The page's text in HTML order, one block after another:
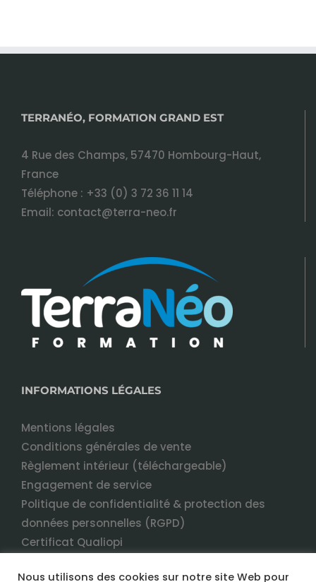
TERRANÉO, FORMATION GRAND EST
4 Rue des Champs, 57470 Hombourg-Haut,
France
Téléphone : +33 (0) 3 72 36 11 14
Email: contact@terra-neo.fr
INFORMATIONS LÉGALES
Mentions légales
Conditions générales de vente
Règlement intérieur (téléchargeable)
Engagement de service
Politique de confidentialité & protection des
données personnelles (RGPD)
Certificat Qualiopi
Nous utilisons des cookies sur notre site Web pour